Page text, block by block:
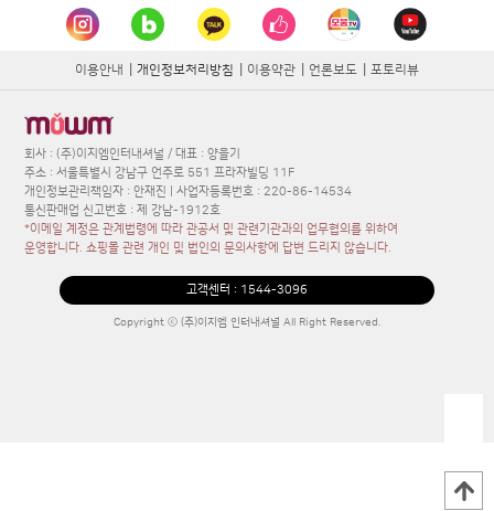
이용안내 개인정보처리방침 이용약관 언론보도 포토리뷰
회사 : (주)이지엠인터내셔널 / 대표 : 양을기
주소 : 서울특별시 강남구 언주로 551 프라자빌딩 11F
개인정보관리책임자 : 안재진 | 사업자등록번호 : 220-86-14534
통신판매업 신고번호 : 제 강남-1912호
*이메일 계정은 관계법령에 따라 관공서 및 관련기관과의 업무협의를 위하여
운영합니다. 쇼핑몰 관련 개인 및 법인의 문의사항에 답변 드리지 않습니다.
고객센터 : 1544-3096
Copyright ⓒ (주)이지엠 인터내셔널 All Right Reserved.